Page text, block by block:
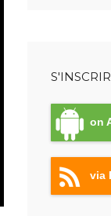
on
via